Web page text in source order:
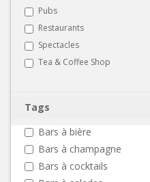
Pubs
Restaurants
Spectacles
Tea & Coffee Shop
Tags
Bars à bière
Bars à champagne
Bars à cocktails